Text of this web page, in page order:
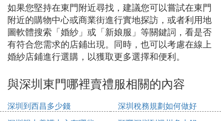
如果您堅持在東門附近尋找，建議您可以嘗試在東門
附近的購物中心或商業街進行實地探訪，或者利用地
圖軟體搜索「婚紗」或「新娘服」等關鍵詞，看是否
有符合您需求的店鋪出現。同時，也可以考慮在線上
婚紗店鋪進行選購，以獲取更多選擇和便利。
與深圳東門哪裡賣禮服相關的內容
深圳到西昌多少錢
深圳稅務規劃如何做好